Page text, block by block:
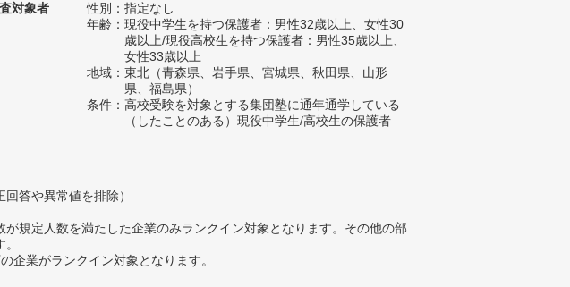
対象者
性別：指定なし
年齢：現役中学生を持つ保護者：男性32歳以上、女性30
歳以上/現役高校生を持つ保護者：男性35歳以上、
女性33歳以上
地域：東北（青森県、岩手県、宮城県、秋田県、山形
県、福島県）
条件：高校受験を対象とする集団塾に通年通学している
（したことのある）現役中学生/高校生の保護者
答や異常値を排除）
規定人数を満たした企業のみランクイン対象となります。その他の部
企業がランクイン対象となります。